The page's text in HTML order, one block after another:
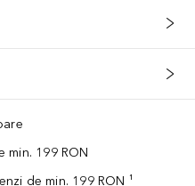
min. 199 RON
de min. 199 RON ¹